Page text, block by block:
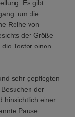
Es gibt
um die
Reihe von
der Größe
Tester einen
sehr gepflegten
der
hinsichtlich einer
Pause